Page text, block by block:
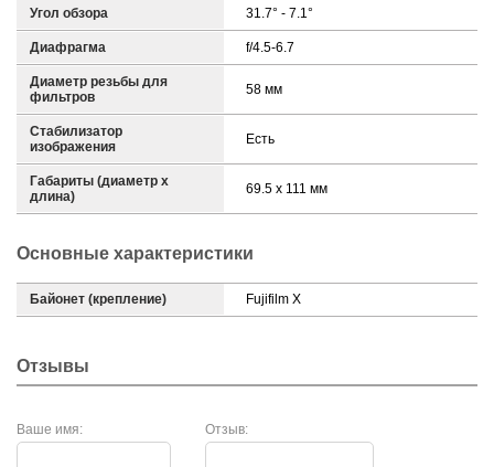
Угол обзора 31.7° - 7.1°
Диафрагма f/4.5-6.7
Диаметр резьбы для
фильтров
58 мм
Стабилизатор
изображения
Есть
Габариты (диаметр х
длина)
69.5 x 111 мм
Основные характеристики
Байонет (крепление) Fujifilm X
Отзывы
Ваше имя: Отзыв: